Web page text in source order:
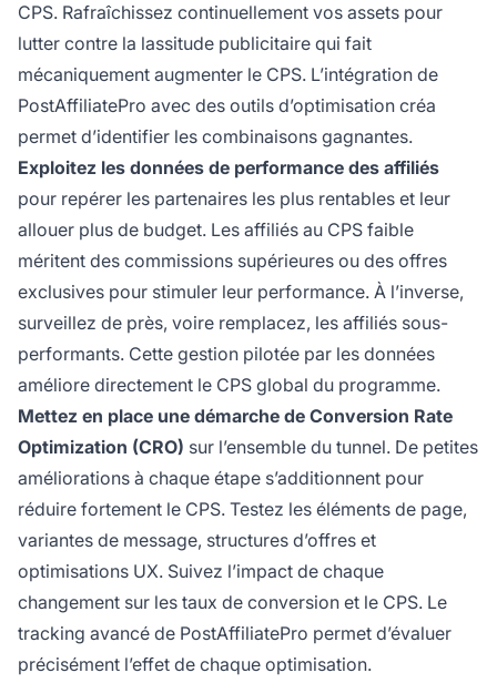
CPS. Rafraîchissez continuellement vos assets pour
lutter contre la lassitude publicitaire qui fait
mécaniquement augmenter le CPS. L’intégration de
PostAffiliatePro avec des outils d’optimisation créa
permet d’identifier les combinaisons gagnantes.
Exploitez les données de performance des affiliés
pour repérer les partenaires les plus rentables et leur
allouer plus de budget. Les affiliés au CPS faible
méritent des commissions supérieures ou des offres
exclusives pour stimuler leur performance. À l’inverse,
surveillez de près, voire remplacez, les affiliés sous-
performants. Cette gestion pilotée par les données
améliore directement le CPS global du programme.
Mettez en place une démarche de Conversion Rate
Optimization (CRO) sur l’ensemble du tunnel. De petites
améliorations à chaque étape s’additionnent pour
réduire fortement le CPS. Testez les éléments de page,
variantes de message, structures d’offres et
optimisations UX. Suivez l’impact de chaque
changement sur les taux de conversion et le CPS. Le
tracking avancé de PostAffiliatePro permet d’évaluer
précisément l’effet de chaque optimisation.